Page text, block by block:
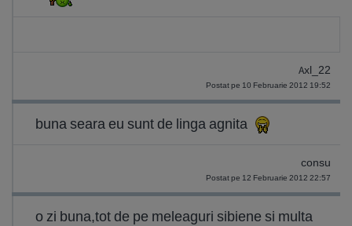
Axl_22
Postat pe 10 Februarie 2012 19:52
buna seara eu sunt de linga agnita
consu
Postat pe 12 Februarie 2012 22:57
o zi buna,tot de pe meleaguri sibiene si multa